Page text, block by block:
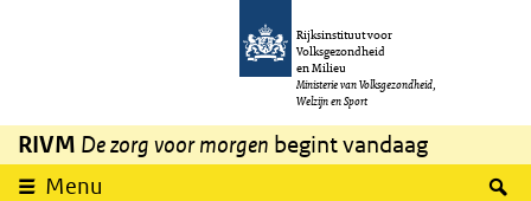
Overslaan en naar de inhoud gaan
Rijksinstituut voor
Volksgezondheid
en Milieu
Ministerie van Volksgezondheid,
Welzijn en Sport
RIVM De zorg voor morgen begint vandaag
Menu